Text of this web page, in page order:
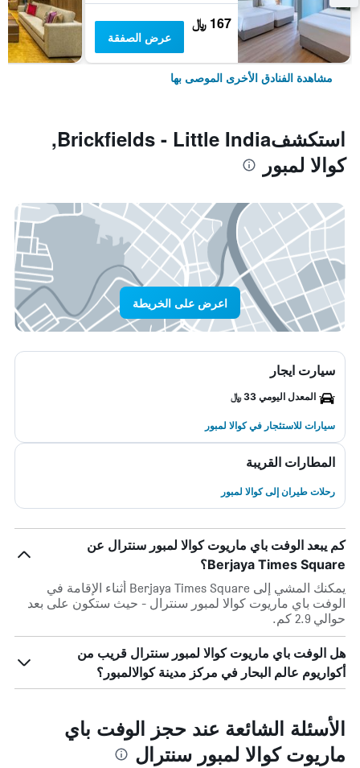
167 ﷼
عرض الصفقة
مشاهدة الفنادق الأخرى الموصى بها
استكشفBrickfields - Little India,
كوالا لمبور
اعرض على الخريطة
سيارت ايجار
المعدل اليومي 33 ﷼
سيارات للاستئجار في كوالا لمبور
المطارات القريبة
رحلات طيران إلى كوالا لمبور
كم يبعد الوفت باي ماريوت كوالا لمبور سنترال عن
Berjaya Times Square؟
يمكنك المشي إلى Berjaya Times Square أثناء الإقامة في
الوفت باي ماريوت كوالا لمبور سنترال - حيث ستكون على بعد
حوالي 2.9 كم.
هل الوفت باي ماريوت كوالا لمبور سنترال قريب من
أكواريوم عالم البحار في مركز مدينة كوالالمبور؟
الأسئلة الشائعة عند حجز الوفت باي
ماريوت كوالا لمبور سنترال